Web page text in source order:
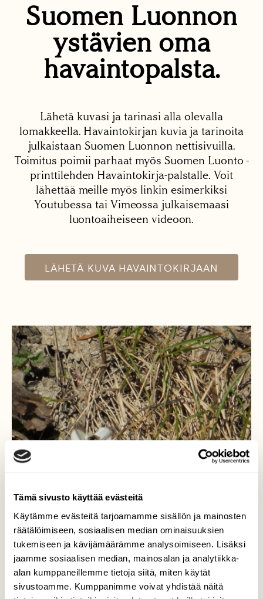
Tämä sivusto käyttää evästeitä
Käytämme evästeitä tarjoamamme sisällön ja mainosten
räätälöimiseen, sosiaalisen median ominaisuuksien
tukemiseen ja kävijämäärämme analysoimiseen. Lisäksi
jaamme sosiaalisen median, mainosalan ja analytiikka-
alan kumppaneillemme tietoja siitä, miten käytät
sivustoamme. Kumppanimme voivat yhdistää näitä
Suomen Luonnon
ystävien oma
havaintopalsta.
Lähetä kuvasi ja tarinasi alla olevalla
lomakkeella. Havaintokirjan kuvia ja tarinoita
julkaistaan Suomen Luonnon nettisivuilla.
Toimitus poimii parhaat myös Suomen Luonto -
printtilehden Havaintokirja-palstalle. Voit
lähettää meille myös linkin esimerkiksi
Youtubessa tai Vimeossa julkaisemaasi
luontoaiheiseen videoon.
LÄHETÄ KUVA HAVAINTOKIRJAAN
Siipiveikko simalla
Monet ihmiset ja ötökät nauttivat juuri nyt